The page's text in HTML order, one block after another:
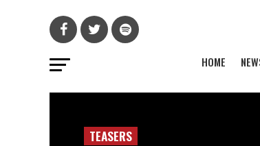
HOME
TEASERS